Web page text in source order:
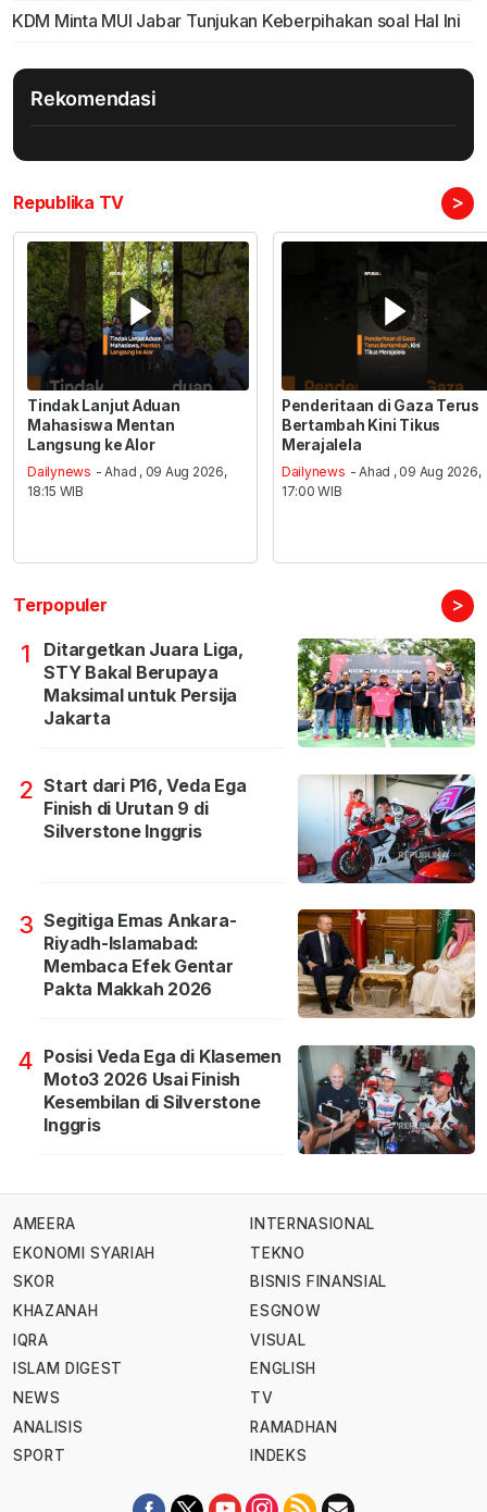
KDM Minta MUI Jabar Tunjukan Keberpihakan soal Hal Ini
Rekomendasi
Republika TV >
Tindak Lanjut Aduan
Mahasiswa Mentan
Langsung ke Alor
Dailynews - Ahad , 09 Aug 2026,
18:15 WIB
Penderitaan di Gaza Terus
Bertambah Kini Tikus
Merajalela
Dailynews - Ahad , 09 Aug 2026,
17:00 WIB
Terpopuler >
1
Ditargetkan Juara Liga,
STY Bakal Berupaya
Maksimal untuk Persija
Jakarta
2 Start dari P16, Veda Ega
Finish di Urutan 9 di
Silverstone Inggris
3 Segitiga Emas Ankara-
Riyadh-Islamabad:
Membaca Efek Gentar
Pakta Makkah 2026
4 Posisi Veda Ega di Klasemen
Moto3 2026 Usai Finish
Kesembilan di Silverstone
Inggris
AMEERA
EKONOMI SYARIAH
SKOR
KHAZANAH
IQRA
ISLAM DIGEST
NEWS
ANALISIS
SPORT
INTERNASIONAL
TEKNO
BISNIS FINANSIAL
ESGNOW
VISUAL
ENGLISH
TV
RAMADHAN
INDEKS